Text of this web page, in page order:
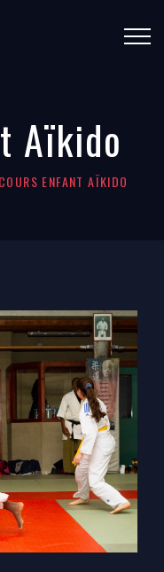
Aïkido
COURS ENFANT AÏKIDO